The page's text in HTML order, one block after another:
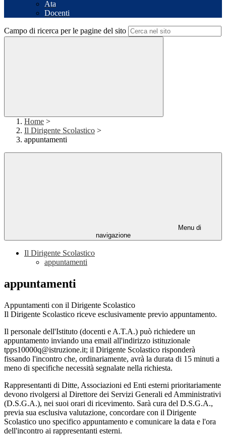
Ata
Docenti
Campo di ricerca per le pagine del sito
Home >
Il Dirigente Scolastico >
appuntamenti
Menu di
navigazione
Il Dirigente Scolastico
appuntamenti
appuntamenti
Appuntamenti con il Dirigente Scolastico
Il Dirigente Scolastico riceve esclusivamente previo appuntamento.
Il personale dell'Istituto (docenti e A.T.A.) può richiedere un
appuntamento inviando una email all'indirizzo istituzionale
tpps10000q@istruzione.it; il Dirigente Scolastico risponderà
fissando l'incontro che, ordinariamente, avrà la durata di 15 minuti a
meno di specifiche necessità segnalate nella richiesta.
Rappresentanti di Ditte, Associazioni ed Enti esterni prioritariamente
devono rivolgersi al Direttore dei Servizi Generali ed Amministrativi
(D.S.G.A.), nei suoi orari di ricevimento. Sarà cura del D.S.G.A.,
previa sua esclusiva valutazione, concordare con il Dirigente
Scolastico uno specifico appuntamento e comunicare la data e l'ora
dell'incontro ai rappresentanti esterni.